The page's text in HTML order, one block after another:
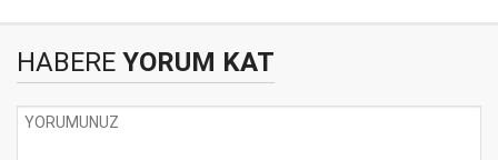
HABERE YORUM KAT